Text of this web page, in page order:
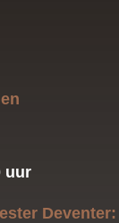
uur
Deventer: